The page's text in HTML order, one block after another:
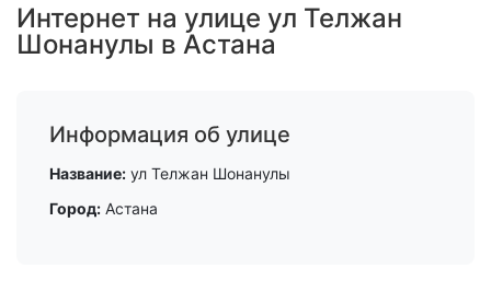
Прочее
возможность
названию ЖК
подбор тарифа
Подключиться к
Интернет на улице ул Телжан
Шонанулы в Астана
Информация об улице
Название: ул Телжан Шонанулы
Город: Астана